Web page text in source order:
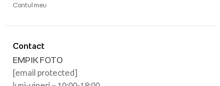
Contact
EMPIK FOTO
[email protected]
Contul meu